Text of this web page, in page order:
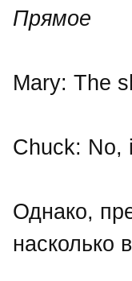
Прямое
Mary: The
Chuck: No,
Однако,
насколько